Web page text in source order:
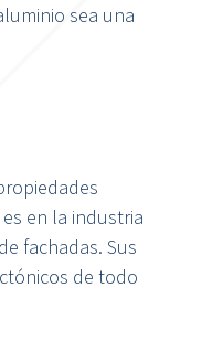
sea una
en la industria
fachadas. Sus
de todo